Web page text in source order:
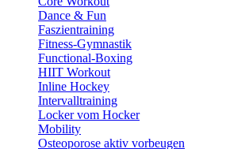
Dance & Fun
Faszientraining
Fitness-Gymnastik
Functional-Boxing
HIIT Workout
Inline Hockey
Intervalltraining
Locker vom Hocker
Mobility
Osteoporose aktiv vorbeugen